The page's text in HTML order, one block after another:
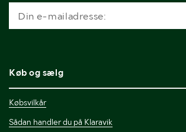
Køb og sælg
Købsvilkår
Sådan handler du på Klaravik